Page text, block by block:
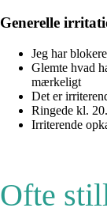
Generelle
Jeg har
Glemte hvad
mærkeligt
Det er
Ringede kl.
Irriterende
Ofte